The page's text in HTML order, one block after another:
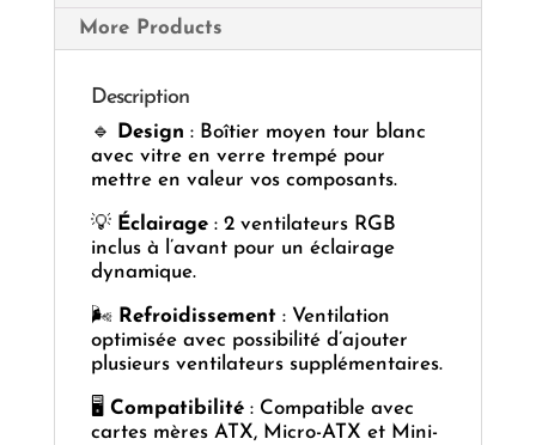
More Products
Description
🔹 Design : Boîtier moyen tour blanc
avec vitre en verre trempé pour
mettre en valeur vos composants.
💡 Éclairage: 2 ventilateurs RGB
inclus à l’avant pour un éclairage
dynamique.
🌬️ Refroidissement: Ventilation
optimisée avec possibilité d’ajouter
plusieurs ventilateurs supplémentaires.
🖥️ Compatibilité: Compatible avec
cartes mères ATX, Micro-ATX et Mini-